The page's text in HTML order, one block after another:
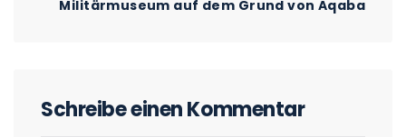
Militärmuseum auf dem Grund von Aqaba
Schreibe einen Kommentar